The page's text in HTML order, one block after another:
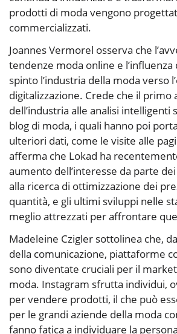
prodotti di moda vengono
commercializzati.
Joannes Vermorel osserva che
tendenze moda online e
spinto l’industria della moda verso
digitalizzazione. Crede che il primo
dell’industria alle analisi intelligenti
blog di moda, i quali hanno poi
ulteriori dati, come le visite alle
afferma che Lokad ha
aumento dell’interesse da parte
alla ricerca di ottimizzazione dei
quantità, e gli ultimi sviluppi nelle
meglio attrezzati per affrontare
Madeleine Czigler sottolinea che,
della comunicazione, piattaforme
sono diventate cruciali per il
moda. Instagram sfrutta individui,
per vendere prodotti, il che può
per le grandi aziende della moda
fanno fatica a individuare la